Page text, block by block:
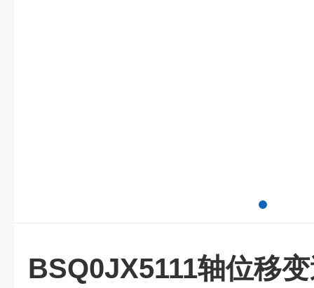
BSQ0JX5111轴位移